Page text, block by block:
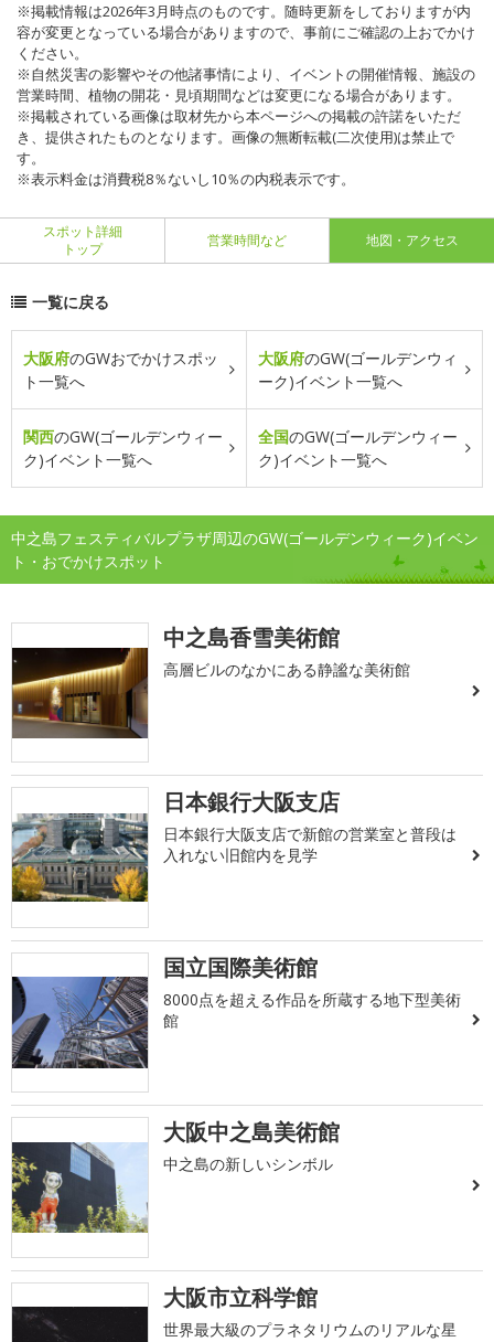
※掲載情報は2026年3月時点のものです。随時更新をしておりますが内
容が変更となっている場合がありますので、事前にご確認の上おでかけ
ください。
※自然災害の影響やその他諸事情により、イベントの開催情報、施設の
営業時間、植物の開花・見頃期間などは変更になる場合があります。
※掲載されている画像は取材先から本ページへの掲載の許諾をいただ
き、提供されたものとなります。画像の無断転載(二次使用)は禁止で
す。
※表示料金は消費税8％ないし10％の内税表示です。
スポット詳細
トップ
営業時間など 地図・アクセス
一覧に戻る
大阪府のGWおでかけスポッ
ト一覧へ
大阪府のGW(ゴールデンウィ
ーク)イベント一覧へ
関西のGW(ゴールデンウィー
ク)イベント一覧へ
全国のGW(ゴールデンウィー
ク)イベント一覧へ
中之島フェスティバルプラザ周辺のGW(ゴールデンウィーク)イベン
ト・おでかけスポット
中之島香雪美術館
高層ビルのなかにある静謐な美術館
日本銀行大阪支店
日本銀行大阪支店で新館の営業室と普段は
入れない旧館内を見学
国立国際美術館
8000点を超える作品を所蔵する地下型美術
館
大阪中之島美術館
中之島の新しいシンボル
大阪市立科学館
世界最大級のプラネタリウムのリアルな星